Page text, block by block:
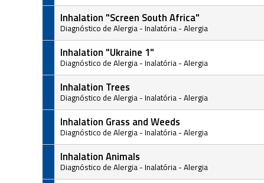
Inhalation "Screen South Africa"
Diagnóstico de Alergia - Inalatória - Alergia
Inhalation "Ukraine 1"
Diagnóstico de Alergia - Inalatória - Alergia
Inhalation Trees
Diagnóstico de Alergia - Inalatória - Alergia
Inhalation Grass and Weeds
Diagnóstico de Alergia - Inalatória - Alergia
Inhalation Animals
Diagnóstico de Alergia - Inalatória - Alergia